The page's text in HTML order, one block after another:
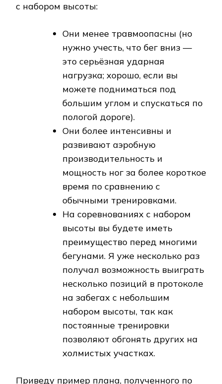
с набором высоты:
Они менее травмоопасны (но
нужно учесть, что бег вниз —
это серьёзная ударная
нагрузка; хорошо, если вы
можете подниматься под
большим углом и спускаться по
пологой дороге).
Они более интенсивны и
развивают аэробную
производительность и
мощность ног за более короткое
время по сравнению с
обычными тренировками.
На соревнованиях с набором
высоты вы будете иметь
преимущество перед многими
бегунами. Я уже несколько раз
получал возможность выиграть
несколько позиций в протоколе
на забегах с небольшим
набором высоты, так как
постоянные тренировки
позволяют обгонять других на
холмистых участках.
Приведу пример плана, полученного по